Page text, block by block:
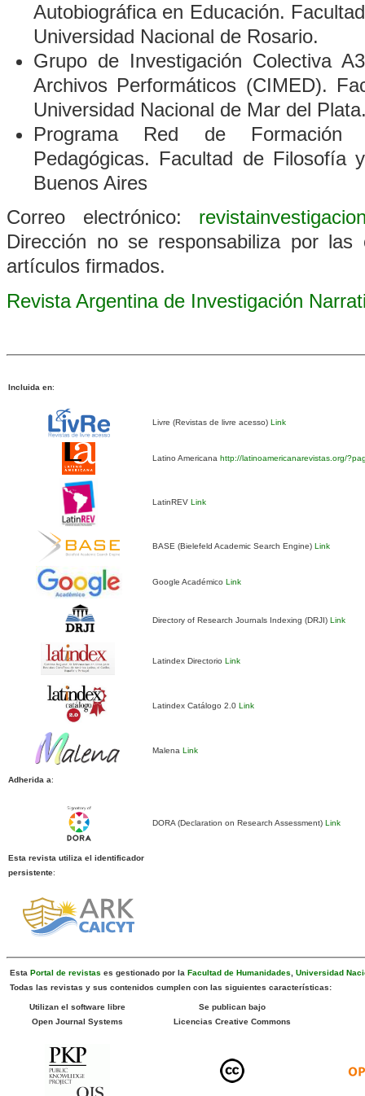
Autobiográfica en Educación.
Universidad Nacional de Rosario.
Grupo de Investigación Colectiva
Archivos Performáticos (CIMED).
Universidad Nacional de Mar del
Programa Red de Formación
Pedagógicas. Facultad de Filosofía
Buenos Aires
Correo electrónico:
Dirección no se responsabiliza por las
artículos firmados.
Revista Argentina de Investigación
Incluida en:
Livre (Revistas de livre acesso) Link
Latino Americana http://latinoamericanarevistas.org/
LatinREV Link
BASE (Bielefeld Academic Search Engine) Link
Google AcadémicoLink
Directory of Research Journals Indexing (DRJI)Link
Latindex DirectorioLink
Latindex Catálogo 2.0Link
MalenaLink
Adherida a:
DORA (Declaration on Research Assessment)Link
Esta revista utiliza el identificador
persistente:
Esta Portal de revistas es gestionado por la Facultad de Humanidades, Universidad
Todas las revistas y sus contenidos cumplen con las siguientes características:
Utilizan el software libre
Open Journal Systems
Se publican bajo
Licencias Creative Commons